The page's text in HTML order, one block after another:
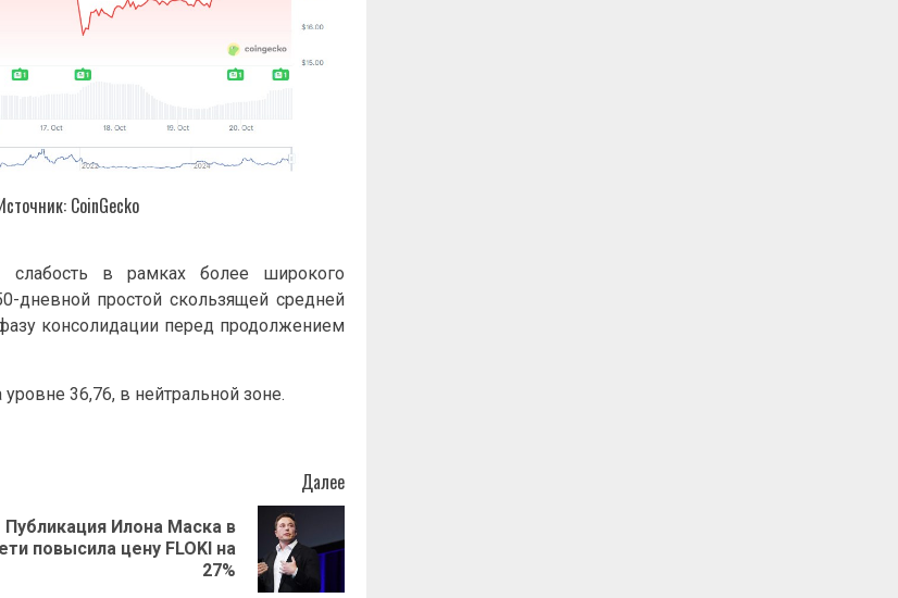
CoinGecko
слабость в рамках более широкого
дневной простой скользящей средней
консолидации перед продолжением
36,76, в нейтральной зоне.
Далее
Публикация Илона Маска в
повысила цену FLOKI на
27%